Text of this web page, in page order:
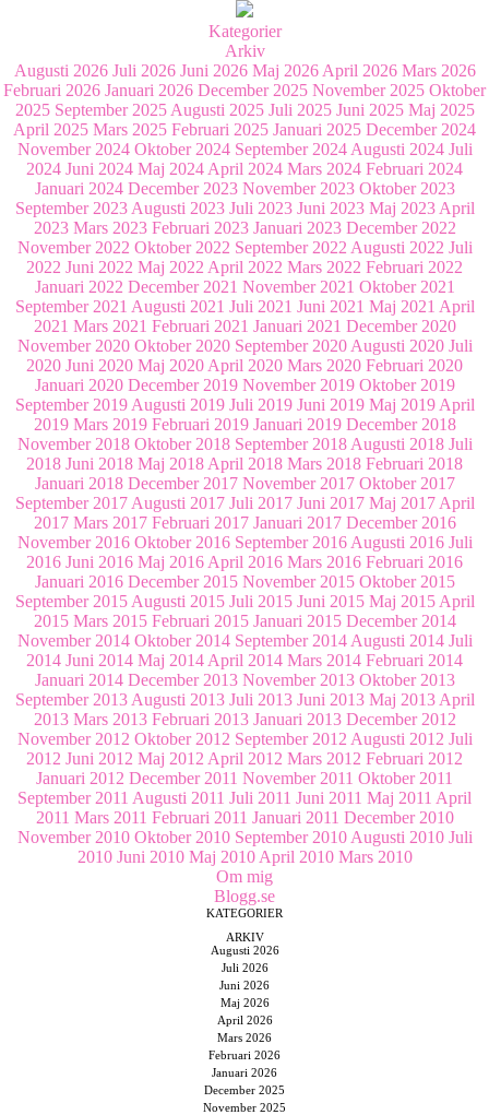
Kategorier
Arkiv
Augusti 2026 Juli 2026 Juni 2026 Maj 2026 April 2026 Mars 2026
Februari 2026 Januari 2026 December 2025 November 2025 Oktober
2025 September 2025 Augusti 2025 Juli 2025 Juni 2025 Maj 2025
April 2025 Mars 2025 Februari 2025 Januari 2025 December 2024
November 2024 Oktober 2024 September 2024 Augusti 2024 Juli
2024 Juni 2024 Maj 2024 April 2024 Mars 2024 Februari 2024
Januari 2024 December 2023 November 2023 Oktober 2023
September 2023 Augusti 2023 Juli 2023 Juni 2023 Maj 2023 April
2023 Mars 2023 Februari 2023 Januari 2023 December 2022
November 2022 Oktober 2022 September 2022 Augusti 2022 Juli
2022 Juni 2022 Maj 2022 April 2022 Mars 2022 Februari 2022
Januari 2022 December 2021 November 2021 Oktober 2021
September 2021 Augusti 2021 Juli 2021 Juni 2021 Maj 2021 April
2021 Mars 2021 Februari 2021 Januari 2021 December 2020
November 2020 Oktober 2020 September 2020 Augusti 2020 Juli
2020 Juni 2020 Maj 2020 April 2020 Mars 2020 Februari 2020
Januari 2020 December 2019 November 2019 Oktober 2019
September 2019 Augusti 2019 Juli 2019 Juni 2019 Maj 2019 April
2019 Mars 2019 Februari 2019 Januari 2019 December 2018
November 2018 Oktober 2018 September 2018 Augusti 2018 Juli
2018 Juni 2018 Maj 2018 April 2018 Mars 2018 Februari 2018
Januari 2018 December 2017 November 2017 Oktober 2017
September 2017 Augusti 2017 Juli 2017 Juni 2017 Maj 2017 April
2017 Mars 2017 Februari 2017 Januari 2017 December 2016
November 2016 Oktober 2016 September 2016 Augusti 2016 Juli
2016 Juni 2016 Maj 2016 April 2016 Mars 2016 Februari 2016
Januari 2016 December 2015 November 2015 Oktober 2015
September 2015 Augusti 2015 Juli 2015 Juni 2015 Maj 2015 April
2015 Mars 2015 Februari 2015 Januari 2015 December 2014
November 2014 Oktober 2014 September 2014 Augusti 2014 Juli
2014 Juni 2014 Maj 2014 April 2014 Mars 2014 Februari 2014
Januari 2014 December 2013 November 2013 Oktober 2013
September 2013 Augusti 2013 Juli 2013 Juni 2013 Maj 2013 April
2013 Mars 2013 Februari 2013 Januari 2013 December 2012
November 2012 Oktober 2012 September 2012 Augusti 2012 Juli
2012 Juni 2012 Maj 2012 April 2012 Mars 2012 Februari 2012
Januari 2012 December 2011 November 2011 Oktober 2011
September 2011 Augusti 2011 Juli 2011 Juni 2011 Maj 2011 April
2011 Mars 2011 Februari 2011 Januari 2011 December 2010
November 2010 Oktober 2010 September 2010 Augusti 2010 Juli
2010 Juni 2010 Maj 2010 April 2010 Mars 2010
Om mig
Blogg.se
KATEGORIER
ARKIV
Augusti 2026
Juli 2026
Juni 2026
Maj 2026
April 2026
Mars 2026
Februari 2026
Januari 2026
December 2025
November 2025